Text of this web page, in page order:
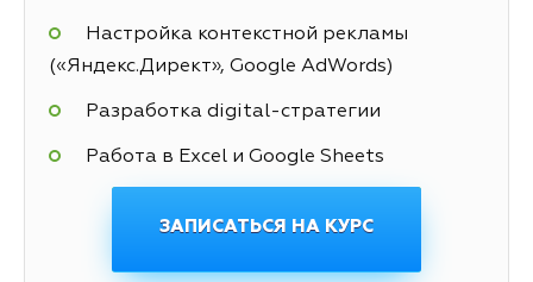
Настройка контекстной рекламы
(«Яндекс.Директ», Google AdWords)
Разработка digital-стратегии
Работа в Excel и Google Sheets
ЗАПИСАТЬСЯ НА КУРС